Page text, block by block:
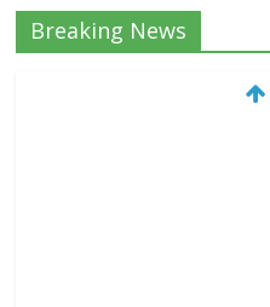
Breaking News